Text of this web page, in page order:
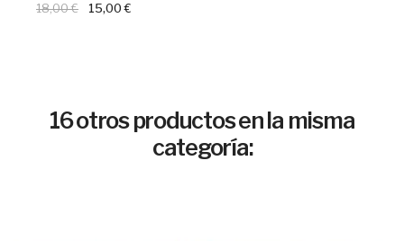
18,00 €
15,00 €
16 otros productos en la misma
categoría: